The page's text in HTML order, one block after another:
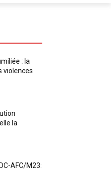
: la
violences
la
AFC/M23: